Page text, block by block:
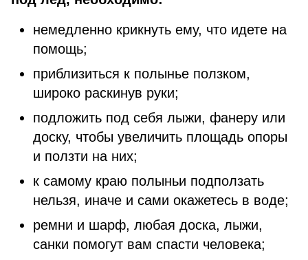
немедленно крикнуть ему, что идете на
помощь;
приблизиться к полынье ползком,
широко раскинув руки;
подложить под себя лыжи, фанеру или
доску, чтобы увеличить площадь опоры
и ползти на них;
к самому краю полыньи подползать
нельзя, иначе и сами окажетесь в воде;
ремни и шарф, любая доска, лыжи,
санки помогут вам спасти человека;